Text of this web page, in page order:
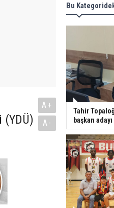
(YDÜ)
A+
A-
Bu
Tahir
başkan